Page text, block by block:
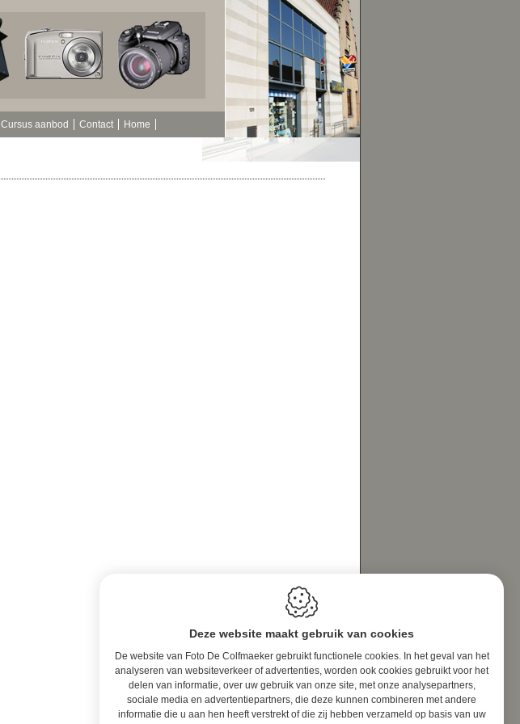
Cursus aanbod Contact Home
Deze website maakt gebruik van cookies
De website van Foto De Colfmaeker gebruikt functionele cookies. In het geval van het
analyseren van websiteverkeer of advertenties, worden ook cookies gebruikt voor het
delen van informatie, over uw gebruik van onze site, met onze analysepartners,
sociale media en advertentiepartners, die deze kunnen combineren met andere
informatie die u aan hen heeft verstrekt of die zij hebben verzameld op basis van uw